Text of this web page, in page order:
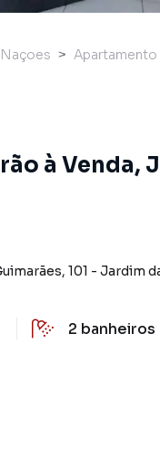
Apartamento
à Venda,
, 101 - Jardim
2 banheiros